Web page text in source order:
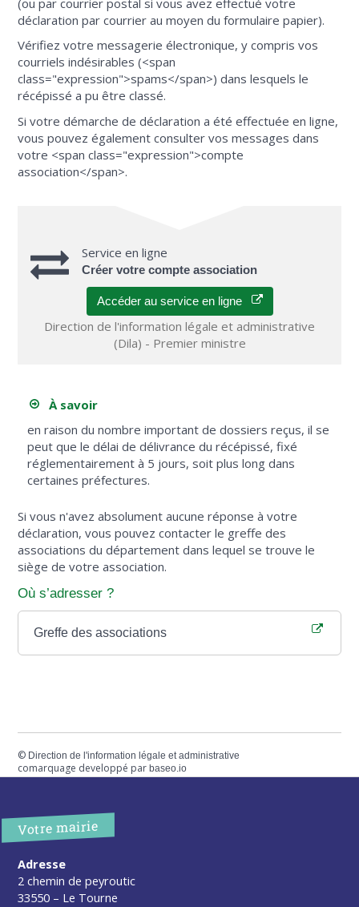
déclaration par courrier au moyen du formulaire papier).
Vérifiez votre messagerie électronique, y compris vos
courriels indésirables (<span
class="expression">spams</span>) dans lesquels le
récépissé a pu être classé.
Si votre démarche de déclaration a été effectuée en ligne,
vous pouvez également consulter vos messages dans
votre <span class="expression">compte
association</span>.
Service en ligne
Créer votre compte association
Accéder au service en ligne
Direction de l'information légale et administrative
(Dila) - Premier ministre
À savoir
en raison du nombre important de dossiers reçus, il se
peut que le délai de délivrance du récépissé, fixé
réglementairement à 5 jours, soit plus long dans
certaines préfectures.
Si vous n'avez absolument aucune réponse à votre
déclaration, vous pouvez contacter le greffe des
associations du département dans lequel se trouve le
siège de votre association.
Où s’adresser ?
Greffe des associations
© Direction de l'information légale et administrative
comarquage developpé parbaseo.io
Votre mairie
Adresse
2 chemin de peyroutic
33550 – Le Tourne